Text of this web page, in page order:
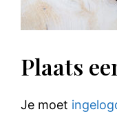
Plaats
Je moet